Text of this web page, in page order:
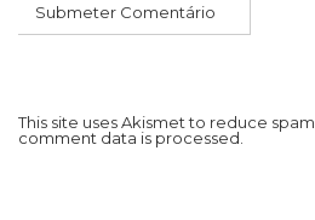
This site uses Akismet to reduce spam.
comment data is processed.